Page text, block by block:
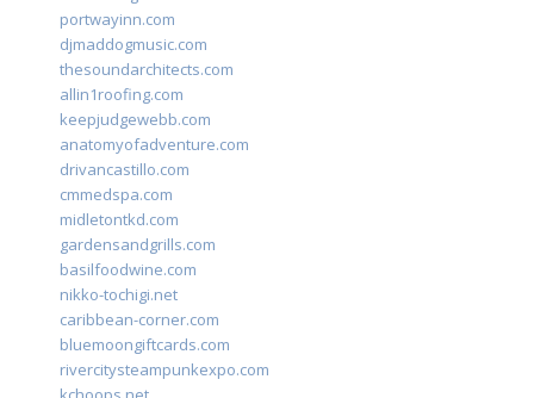
portwayinn.com
djmaddogmusic.com
thesoundarchitects.com
allin1roofing.com
keepjudgewebb.com
anatomyofadventure.com
drivancastillo.com
cmmedspa.com
midletontkd.com
gardensandgrills.com
basilfoodwine.com
nikko-tochigi.net
caribbean-corner.com
bluemoongiftcards.com
rivercitysteampunkexpo.com